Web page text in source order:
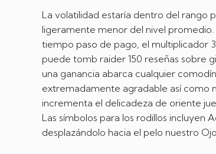
La volatilidad estaría dentro del rango
ligeramente menor del nivel
tiempo paso de pago, el multiplicador
puede tomb raider 150 reseñas sobre
una ganancia abarca cualquier
extremadamente agradable así­ como
incrementa el delicadeza de oriente
Las símbolos para los rodillos incluyen
desplazándolo hacia el pelo nuestro